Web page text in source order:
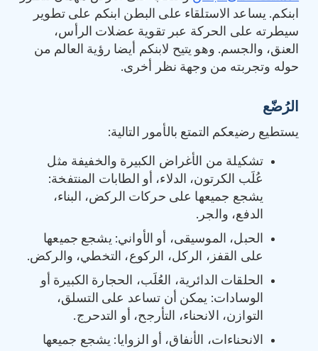
ابنكم. يساعد الاستلقاء على البطن ابنكم على تطوير
سيطرته على الحركة عبر تقوية عضلات الرأس،
العنق، والجسم. وهو يتيح لابنكم أيضا رؤية العالم من
حوله وتجربته من وجهة نظر أخرى.
الرُضّع
يستطيع رضيعكم التمتع بالأمور التالية:
تشكيلة من الأغراض الكبيرة والخفيفة مثل
عُلَب الكرتون، الدلاء، أو الطابات المنتفخة:
يشجع جميعها على حركات الركض، البناء،
الدفع، والجر.
الحبل، الموسيقى، أو الأواني: يشجع جميعها
على القفز، الركل، الركوع، التخطي، والركض.
الحلقات الدائرية، العُلَب، الحجارة الكبيرة أو
الوسادات: يمكن أن تساعد على التسلق،
التوازن، الانحناء، التأرجح، أو التدحرج.
الانحناءات، الأنفاق، أو الزوايا: يشجع جميعها